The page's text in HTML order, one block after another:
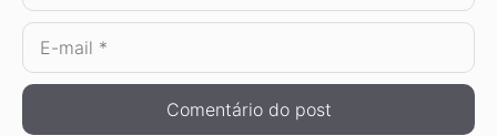
E-
mail